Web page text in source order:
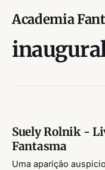
Academia
Suely Rolnik -
Fantasma
Uma aparição